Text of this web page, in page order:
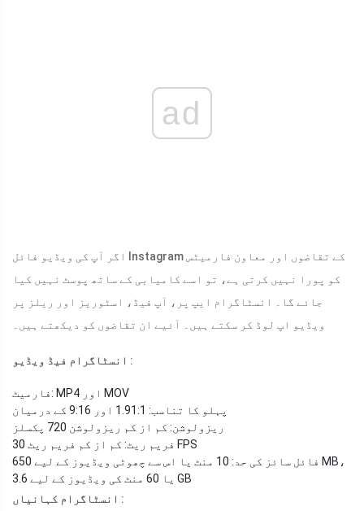
ad
اگر آپ کی ویڈیو فائل Instagram کے تقاضوں اور معاون فارمیٹس
کو پورا نہیں کرتی ہے، تو اسے کامیابی کے ساتھ پوسٹ نہیں کیا
جائے گا۔ انسٹاگرام ایپ پر، آپ فیڈ، اسٹوریز اور ریلز پر
ویڈیو اپ لوڈ کر سکتے ہیں۔ آئیے ان تقاضوں کو دیکھتے ہیں۔
انسٹاگرام فیڈ ویڈیو :
فارمیٹ: MP4 اور MOV
پہلو کا تناسب: 1.91:1 اور 9:16 کے درمیان
ریزولوشن: کم از کم ریزولوشن 720 پکسلز
فریم ریٹ: کم از کم فریم ریٹ 30 FPS
فائل سائز کی حد: 10 منٹ یا اس سے چھوٹی ویڈیوز کے لیے 650 MB،
یا 60 منٹ کی ویڈیوز کے لیے 3.6 GB
انسٹاگرام کہانیاں :